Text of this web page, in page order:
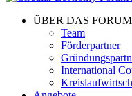
ÜBER DAS FORUM
Team
Förderpartner
International